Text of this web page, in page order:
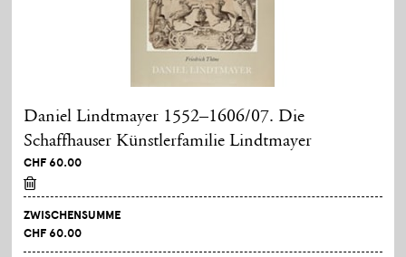
Daniel Lindtmayer 1552–1606/07. Die
Schaffhauser Künstlerfamilie Lindtmayer
CHF 60.00
ZWISCHENSUMME
CHF 60.00